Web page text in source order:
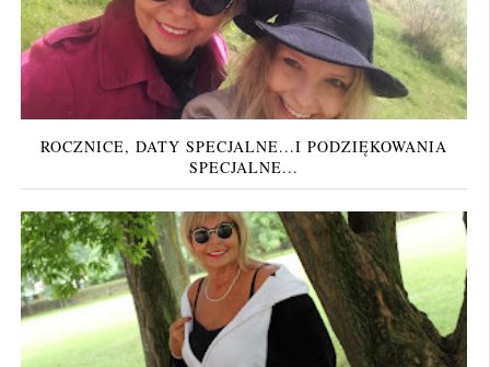
ROCZNICE, DATY SPECJALNE...I PODZIĘKOWANIA
SPECJALNE...